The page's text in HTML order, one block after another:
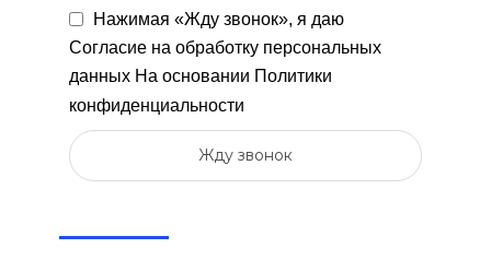
Нажимая «Жду звонок», я даю
Согласие на обработку персональных
данных На основании Политики
конфиденциальности
Жду звонок